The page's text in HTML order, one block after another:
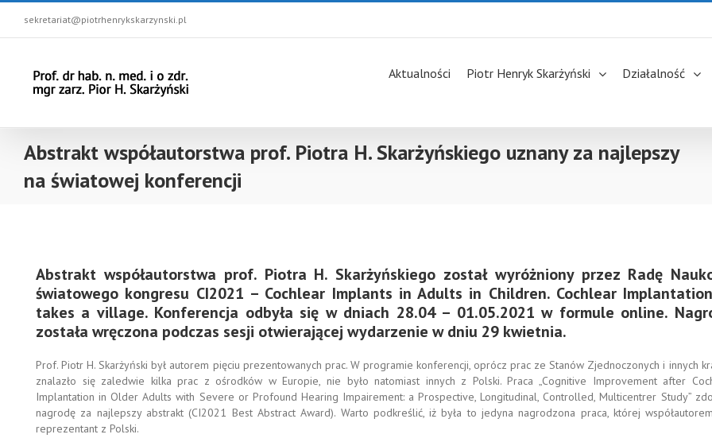
sekretariat@piotrhenrykskarzynski.pl
Aktualności Piotr Henryk Skarżyński Działalność
Abstrakt współautorstwa prof. Piotra H. Skarżyńskiego uznany za najlepszy
na światowej konferencji
Abstrakt współautorstwa prof. Piotra H. Skarżyńskiego został wyróżniony przez Radę
światowego kongresu CI2021 – Cochlear Implants in Adults in Children. Cochlear
takes a village. Konferencja odbyła się w dniach 28.04 – 01.05.2021 w formule online.
została wręczona podczas sesji otwierającej wydarzenie w dniu 29 kwietnia.
Prof. Piotr H. Skarżyński był autorem pięciu prezentowanych prac. W programie konferencji, oprócz prac ze Stanów Zjednoczonych i innych
znalazło się zaledwie kilka prac z ośrodków w Europie, nie było natomiast innych z Polski. Praca „Cognitive Improvement after
Implantation in Older Adults with Severe or Profound Hearing Impairement: a Prospective, Longitudinal, Controlled, Multicentrer Study”
nagrodę za najlepszy abstrakt (CI2021 Best Abstract Award). Warto podkreślić, iż była to jedyna nagrodzona praca, której
reprezentant z Polski.